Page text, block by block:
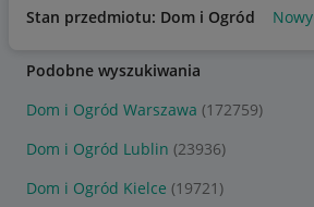
Stan przedmiotu: Dom i Ogród Nowy
Podobne wyszukiwania
Dom i Ogród Warszawa (172759)
Dom i Ogród Lublin (23936)
Dom i Ogród Kielce (19721)